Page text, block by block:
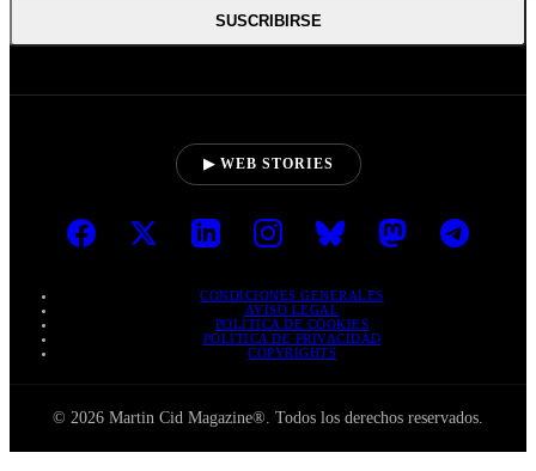
SUSCRIBIRSE
▶ WEB STORIES
CONDICIONES GENERALES
AVISO LEGAL
POLÍTICA DE COOKIES
POLÍTICA DE PRIVACIDAD
COPYRIGHTS
© 2026 Martin Cid Magazine®. Todos los derechos reservados.